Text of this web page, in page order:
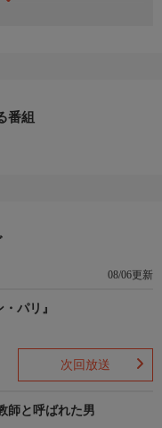
育ての親の愛情と、芸
ほだされて、義理の母
（沢村貞子）夫婦に育
、京都の祇園に料亭を
行く。勘三夫婦は彌生が
。
番組
08/06更新
パリ』
次回放送
師と呼ばれた男